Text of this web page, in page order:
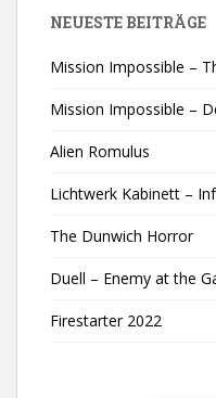
NEUESTE BEITRÄGE
Mission Impossible –
Mission Impossible –
Alien Romulus
Lichtwerk Kabinett –
The Dunwich Horror
Duell – Enemy at the
Firestarter 2022